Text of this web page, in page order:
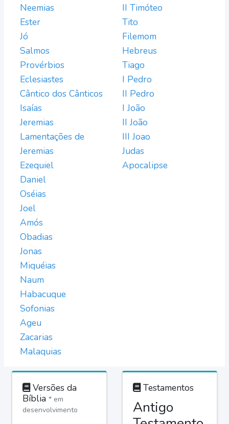
Neemias
Ester
Jó
Salmos
Provérbios
Eclesiastes
Cântico dos Cânticos
Isaías
Jeremias
Lamentações de
Jeremias
Ezequiel
Daniel
Oséias
Joel
Amós
Obadias
Jonas
Miquéias
Naum
Habacuque
Sofonias
Ageu
Zacarias
Malaquias
II Timóteo
Tito
Filemom
Hebreus
Tiago
I Pedro
II Pedro
I João
II João
III Joao
Judas
Apocalipse
Versões da
Bíblia * em
desenvolvimento
Testamentos
Antigo